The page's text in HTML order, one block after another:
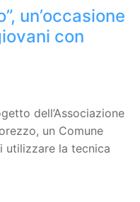
un’occasione
con
dell’Associazione
un Comune
utilizzare la tecnica